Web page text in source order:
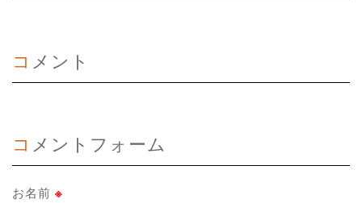
コメント
コメントフォーム
お名前 ※